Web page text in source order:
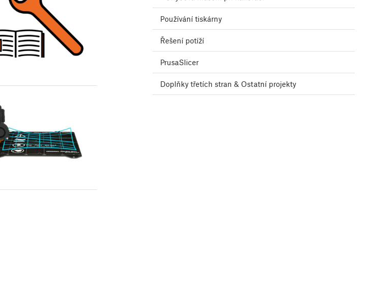
Používání tiskárny
Řešení potíží
PrusaSlicer
Doplňky třetích stran & Ostatní projekty